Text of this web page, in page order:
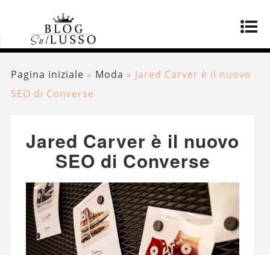
Pagina iniziale » Moda » Jared Carver è il nuovo
SEO di Converse
Jared Carver è il nuovo
SEO di Converse